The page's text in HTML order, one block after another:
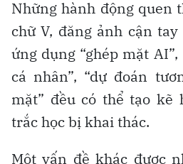
Những hành động quen
chữ V, đăng ảnh cận
ứng dụng “ghép mặt
cá nhân”, “dự đoán
mặt” đều có thể tạo kẽ
trắc học bị khai thác.
Một vấn đề khác được